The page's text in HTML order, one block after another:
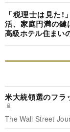
「税理士は見た!
活、家庭円満の鍵
高級ホテル住まい
米大統領選のフラ
The Wall Street